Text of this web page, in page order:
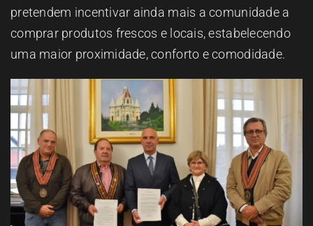
pretendem incentivar ainda mais a comunidade a
comprar produtos frescos e locais, estabelecendo
uma maior proximidade, conforto e comodidade.